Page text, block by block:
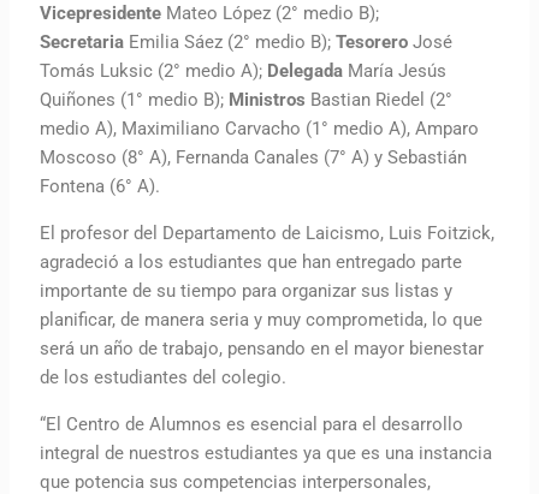
Vicepresidente Mateo López (2° medio B);
Secretaria Emilia Sáez (2° medio B);TesoreroJosé
Tomás Luksic (2° medio A); Delegada María Jesús
Quiñones (1° medio B); Ministros Bastian Riedel (2°
medio A), Maximiliano Carvacho (1° medio A), Amparo
Moscoso (8° A), Fernanda Canales (7° A) y Sebastián
Fontena (6° A).
El profesor del Departamento de Laicismo, Luis Foitzick,
agradeció a los estudiantes que han entregado parte
importante de su tiempo para organizar sus listas y
planificar, de manera seria y muy comprometida, lo que
será un año de trabajo, pensando en el mayor bienestar
de los estudiantes del colegio.
“El Centro de Alumnos es esencial para el desarrollo
integral de nuestros estudiantes ya que es una instancia
que potencia sus competencias interpersonales,